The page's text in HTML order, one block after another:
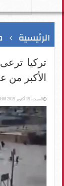
الرئيسية
تركيا
الأكبر
السبت، 19 أكتوبر 2019 09:00 ص